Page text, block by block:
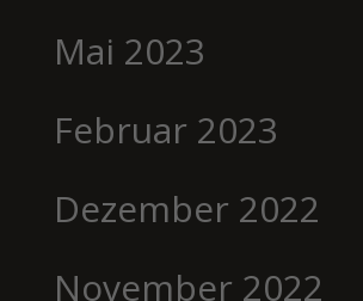
Mai 2023
Februar 2023
Dezember 2022
November 2022